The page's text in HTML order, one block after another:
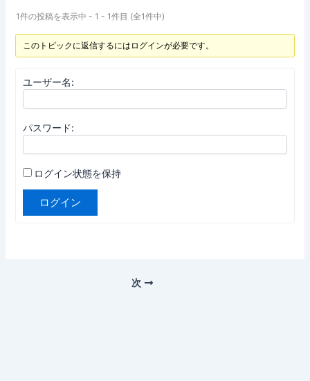
1件の投稿を表示中 - 1 - 1件目 (全1件中)
このトピックに返信するにはログインが必要です。
ユーザー名:
パスワード:
ログイン状態を保持
ログイン
次